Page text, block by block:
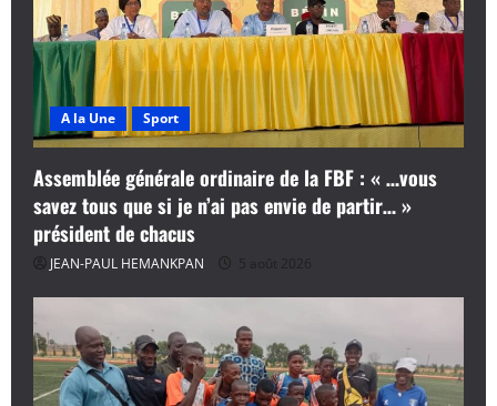
A la Une Sport
Assemblée générale ordinaire de la FBF : « …vous
savez tous que si je n’ai pas envie de partir… »
président de chacus
JEAN-PAUL HEMANKPAN 5 août 2026